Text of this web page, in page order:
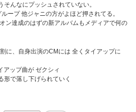
そんなにプッシュされていない。
ープ 他ジャニの方がよほど押されてる。
ン達成のはずの新アルバムもメディアで何の
に、自身出演のCMには 全くタイアップに
アップ曲が ゼクシィ
形で落し下げられていく